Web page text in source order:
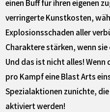
einen Buff für ihren eigenen
verringerte Kunstkosten,
Explosionsschaden aller
Charaktere stärken, wenn
Und das ist nicht alles!
pro Kampf eine Blast Arts
Spezialaktionen zunichte,
aktiviert werden!